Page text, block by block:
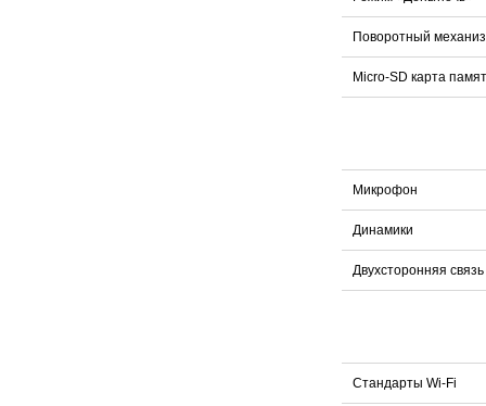
Поворотный
Micro-SD карта
Микрофон
Динамики
Двухсторонняя связь
Стандарты Wi-Fi